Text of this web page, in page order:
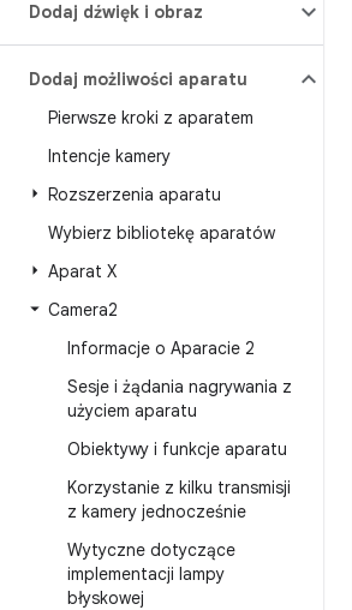
Dodaj dźwięk i obraz
Dodaj możliwości aparatu
Pierwsze kroki z aparatem
Intencje kamery
Rozszerzenia aparatu
Wybierz bibliotekę aparatów
Aparat X
Camera2
Informacje o Aparacie 2
Sesje i żądania nagrywania z
użyciem aparatu
Obiektywy i funkcje aparatu
Korzystanie z kilku transmisji
z kamery jednocześnie
Wytyczne dotyczące
implementacji lampy
błyskowej